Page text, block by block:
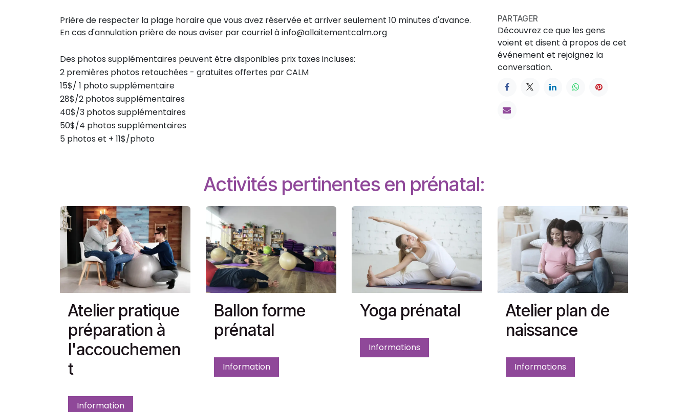
Prière de respecter la plage horaire que vous avez réservée et arriver seulement 10 minutes d'avance.
En cas d'annulation prière de nous aviser par courriel à info@allaitementcalm.org
Des photos supplémentaires peuvent être disponibles prix taxes incluses:
2 premières photos retouchées - gratuites offertes par CALM
15$/ 1 photo supplémentaire
28$/2 photos supplémentaires
40$/3 photos supplémentaires
50$/4 photos supplémentaires
5 photos et + 11$/photo
PARTAGER
Découvrez ce que les gens
voient et disent à propos de cet
événement et rejoignez la
conversation.
Activités pertinentes en prénatal:
Atelier pratique
préparation à
l'accouchemen
t
Information
Ballon forme
prénatal
Information
Yoga prénatal
Informations
Atelier plan de
naissance
Informations